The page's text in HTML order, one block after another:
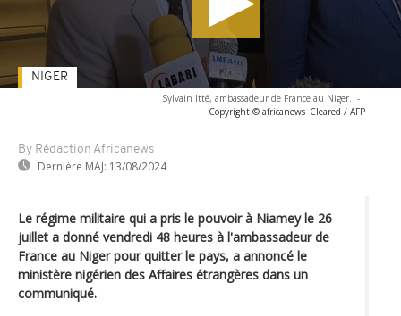
Sylvain Itté, ambassadeur de France au Niger. -
Copyright © africanews Cleared / AFP
By Rédaction Africanews
Dernière MAJ: 13/08/2024
NIGER
Le régime militaire qui a pris le pouvoir à Niamey le 26
juillet a donné vendredi 48 heures à l'ambassadeur de
France au Niger pour quitter le pays, a annoncé le
ministère nigérien des Affaires étrangères dans un
communiqué.